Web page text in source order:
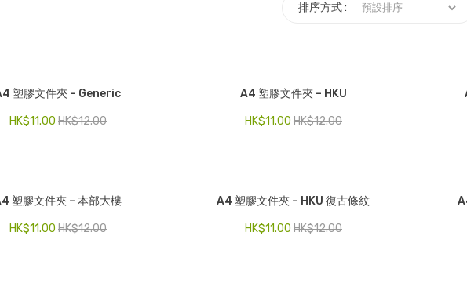
排序方式 :
塑膠文件夾 – Generic
HK$12.00
HK$11.00
A4 塑膠文件夾 – HKU
HK$12.00
HK$11.00
塑膠文件夾 – 本部大樓
HK$12.00
HK$11.00
A4 塑膠文件夾 – HKU 復古條紋
HK$12.00
HK$11.00